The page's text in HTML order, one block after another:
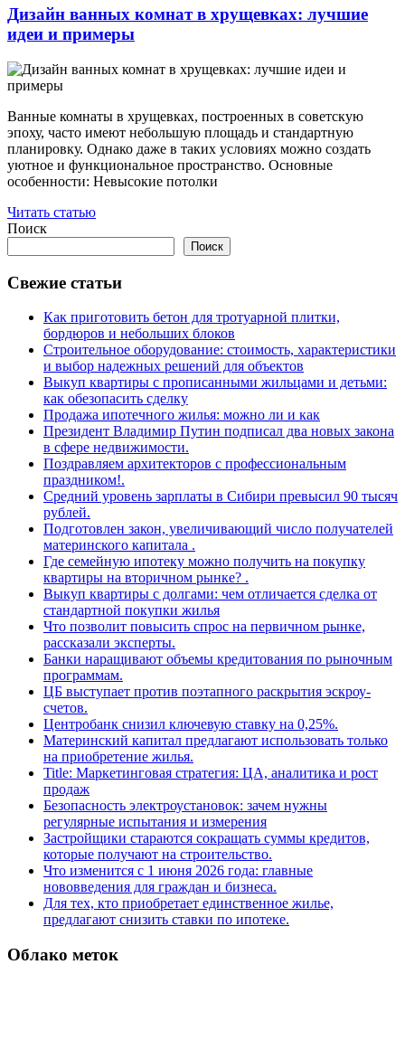
Дизайн ванных комнат в хрущевках: лучшие
идеи и примеры
Ванные комнаты в хрущевках, построенных в советскую
эпоху, часто имеют небольшую площадь и стандартную
планировку. Однако даже в таких условиях можно создать
уютное и функциональное пространство. Основные
особенности: Невысокие потолки
Читать статью
Поиск
Поиск
Свежие статьи
Как приготовить бетон для тротуарной плитки,
бордюров и небольших блоков
Строительное оборудование: стоимость, характеристики
и выбор надежных решений для объектов
Выкуп квартиры с прописанными жильцами и детьми:
как обезопасить сделку
Продажа ипотечного жилья: можно ли и как
Президент Владимир Путин подписал два новых закона
в сфере недвижимости.
Поздравляем архитекторов с профессиональным
праздником!.
Средний уровень зарплаты в Сибири превысил 90 тысяч
рублей.
Подготовлен закон, увеличивающий число получателей
материнского капитала .
Где семейную ипотеку можно получить на покупку
квартиры на вторичном рынке? .
Выкуп квартиры с долгами: чем отличается сделка от
стандартной покупки жилья
Что позволит повысить спрос на первичном рынке,
рассказали эксперты.
Банки наращивают объемы кредитования по рыночным
программам.
ЦБ выступает против поэтапного раскрытия эскроу-
счетов.
Центробанк снизил ключевую ставку на 0,25%.
Материнский капитал предлагают использовать только
на приобретение жилья.
Title: Маркетинговая стратегия: ЦА, аналитика и рост
продаж
Безопасность электроустановок: зачем нужны
регулярные испытания и измерения
Застройщики стараются сокращать суммы кредитов,
которые получают на строительство.
Что изменится с 1 июня 2026 года: главные
нововведения для граждан и бизнеса.
Для тех, кто приобретает единственное жилье,
предлагают снизить ставки по ипотеке.
Облако меток